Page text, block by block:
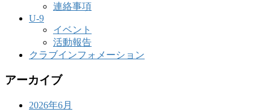
連絡事項
U-9
イベント
活動報告
クラブインフォメーション
アーカイブ
2026年6月